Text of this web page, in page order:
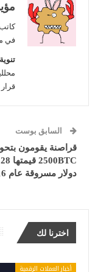
في
السابق بوست
قراصنة يقومون
دولار مسروقة عام 2016
اخترنا لك
أخبار العملات الرقمية